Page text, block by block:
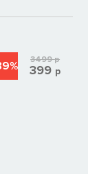
3499р
399 р